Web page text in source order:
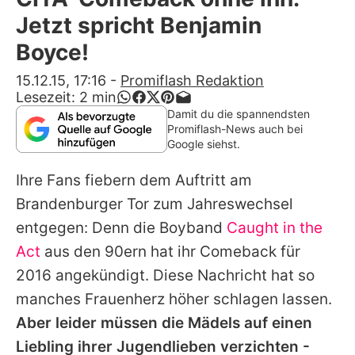
Alle Themen auf Promiflash
App runterladen
Team
Redaktionelle Richtlinien
Impressum
Datenschutzerklärung
Nutzungsbedingungen
Utiq verwalten
Jetzt spricht Benjamin
Boyce!
15.12.15, 17:16 - Promiflash Redaktion
Lesezeit: 2 min
Damit du die spannendsten
Promiflash-News auch bei
Google siehst.
Ihre Fans fiebern dem Auftritt am
Brandenburger Tor zum Jahreswechsel
entgegen: Denn die Boyband Caught in the
Act aus den 90ern hat ihr Comeback für
2016 angekündigt. Diese Nachricht hat so
manches Frauenherz höher schlagen lassen.
Aber leider müssen die Mädels auf einen
Liebling ihrer Jugendlieben verzichten -